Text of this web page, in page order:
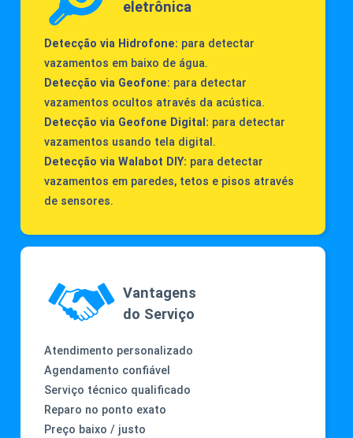
eletrônica
Detecção via Hidrofone: para detectar
vazamentos em baixo de água.
Detecção via Geofone: para detectar
vazamentos ocultos através da acústica.
Detecção via Geofone Digital: para detectar
vazamentos usando tela digital.
Detecção via Walabot DIY: para detectar
vazamentos em paredes, tetos e pisos através
de sensores.
Vantagens
do Serviço
Atendimento personalizado
Agendamento confiável
Serviço técnico qualificado
Reparo no ponto exato
Preço baixo / justo